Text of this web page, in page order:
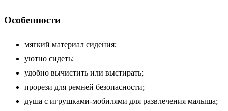
Особенности
мягкий материал сидения;
уютно сидеть;
удобно вычистить или выстирать;
прорези для ремней безопасности;
душа с игрушками-мобилями для развлечения малыша;